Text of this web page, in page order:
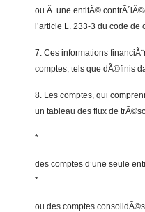
ou Ã une entitÃ©
l’article L. 233-3 du code de
7. Ces informations
comptes, tels que dÃ©finis
8. Les comptes, qui
un tableau des flux de
*
des comptes d’une seule
*
ou des comptes